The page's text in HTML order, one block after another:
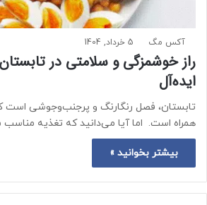
آکس مگ 5 خرداد, 1404
راز خوشمزگی و سلامتی در
ایده‌آل
تابستان، فصل رنگارنگ و پرجنب‌وجوشی است
همراه است. اما آیا می‌دانید که تغذیه
بیشتر بخوانید »